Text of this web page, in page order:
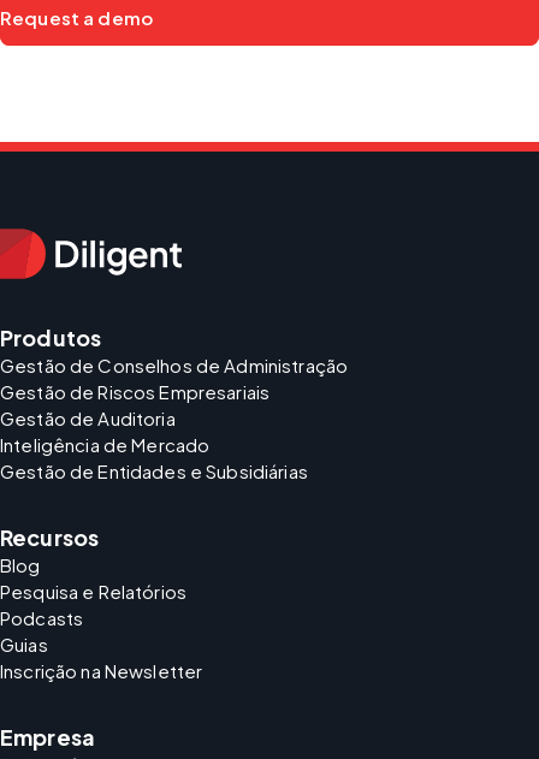
Request a demo
Produtos
Gestão de Conselhos de Administração
Gestão de Riscos Empresariais
Gestão de Auditoria
Inteligência de Mercado
Gestão de Entidades e Subsidiárias
Recursos
Blog
Pesquisa e Relatórios
Podcasts
Guias
Inscrição na Newsletter
Empresa